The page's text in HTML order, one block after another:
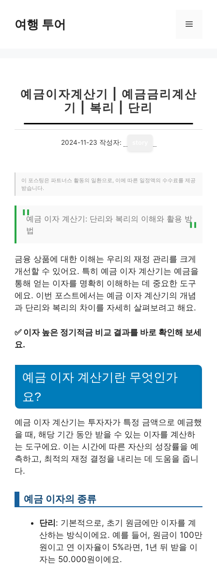
여행 투어 메
예금이자계산기 | 예금금리계산
기 | 복리 | 단리
2024-11-23 작성자:
이 포스팅은 파트너스 활동의 일환으로, 이에 따른 일정액의 수수료를 제공
받습니다.
예금 이자 계산기: 단리와 복리의 이해와 활용 방
법
금융 상품에 대한 이해는 우리의 재정 관리를 크게
개선할 수 있어요. 특히 예금 이자 계산기는 예금을
통해 얻는 이자를 명확히 이해하는 데 중요한 도구
에요. 이번 포스트에서는 예금 이자 계산기의 개념
과 단리와 복리의 차이를 자세히 살펴보려고 해요.
✅ 이자 높은 정기적금 비교 결과를 바로 확인해 보세
요.
예금 이자 계산기란 무엇인가
요?
예금 이자 계산기는 투자자가 특정 금액으로 예금했
을 때, 해당 기간 동안 받을 수 있는 이자를 계산하
는 도구에요. 이는 시간에 따른 자산의 성장률을 예
측하고, 최적의 재정 결정을 내리는 데 도움을 줍니
다.
예금 이자의 종류
단리 : 기본적으로, 초기 원금에만 이자를 계
산하는 방식이에요. 예를 들어, 원금이 100만
원이고 연 이자율이 5%라면, 1년 뒤 받을 이
자는 50.000원이에요.